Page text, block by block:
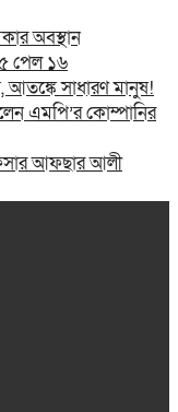
অবস্থান
৫ পেল ১৬
আতঙ্কে সাধারণ মানুষ!
এমপি’র কোম্পানির
আফছার আলী